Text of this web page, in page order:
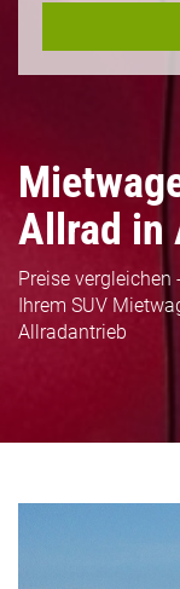
Allrad in
Preise
Ihrem SUV
Allradantrieb